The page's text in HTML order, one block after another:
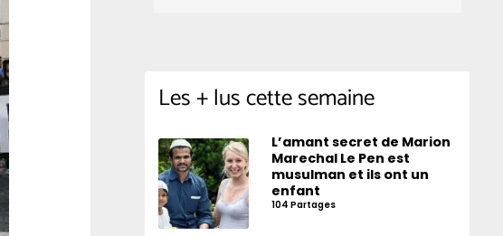
Les + lus cette semaine
L’amant secret de Marion
Marechal Le Pen est
musulman et ils ont un
enfant
104 Partages